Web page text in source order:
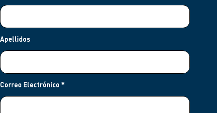
Apellidos
Correo Electrónico *